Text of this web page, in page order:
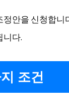
안을 신청합니
니다.
조건